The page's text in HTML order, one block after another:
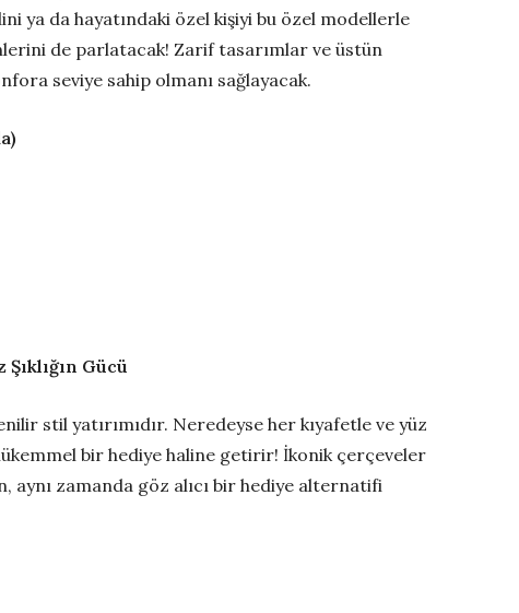
ya da hayatındaki özel kişiyi bu özel modellerle
de parlatacak! Zarif tasarımlar ve üstün
seviye sahip olmanı sağlayacak.
Gücü
stil yatırımıdır. Neredeyse her kıyafetle ve yüz
bir hediye haline getirir! İkonik çerçeveler
aynı zamanda göz alıcı bir hediye alternatifi